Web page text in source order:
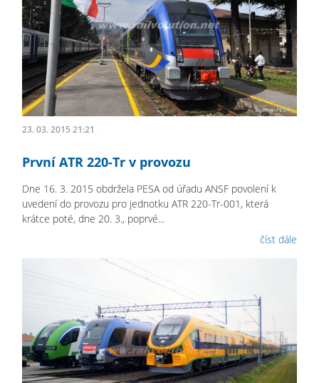
23. 03. 2015 21:21
První ATR 220-Tr v provozu
Dne 16. 3. 2015 obdržela PESA od úřadu ANSF povolení k
uvedení do provozu pro jednotku ATR 220-Tr-001, která
krátce poté, dne 20. 3., poprvé...
číst dále